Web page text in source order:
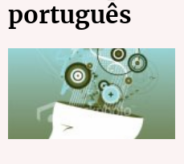
português